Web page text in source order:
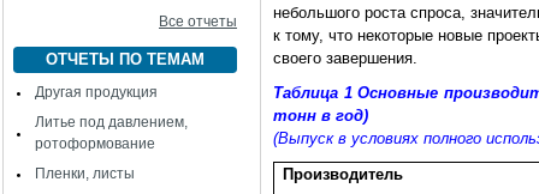
Все отчеты
ОТЧЕТЫ ПО ТЕМАМ
Другая продукция
Литье под давлением,
ротоформование
Пленки, листы
небольшого роста спроса,
к тому, что некоторые новые
своего завершения.
Таблица 1 Основные
тонн в год)
(Выпуск в условиях полного
Производитель